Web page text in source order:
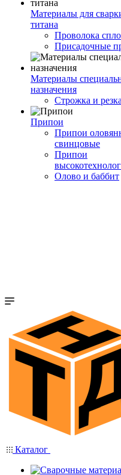
Материалы для
титана
Проволока
Присадочные
Материалы
назначения
Строжка и резка
Припои
Припои
свинцовые
Припои
Олово и баббит
Каталог